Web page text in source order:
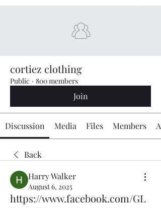
cortiez clothing
Public · 800 members
Join
Discussion Media Files Members
Back
Harry Walker
August 6, 2025
https://www.facebook.com/GL